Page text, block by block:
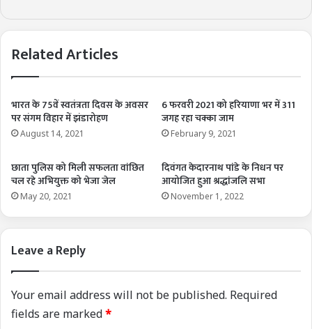
Related Articles
भारत के 75वें स्वतंत्रता दिवस के अवसर
पर संगम विहार में झंडारोहण
August 14, 2021
6 फरवरी 2021 को हरियाणा भर में 311
जगह रहा चक्का जाम
February 9, 2021
छाता पुलिस को मिली सफलता वांछित
चल रहे अभियुक्त को भेजा जेल
May 20, 2021
दिवंगत केदारनाथ पांडे के निधन पर
आयोजित हुआ श्रद्धांजलि सभा
November 1, 2022
Leave a Reply
Your email address will not be published. Required
fields are marked*